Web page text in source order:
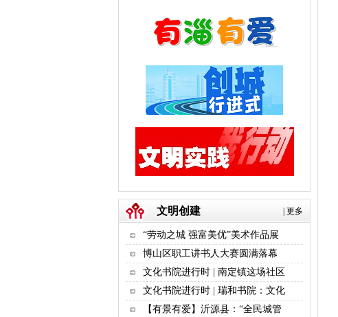
更多
文明创建
“劳动之城 强富美优”美术作品展
博山区职工讲书人大赛圆满落幕
文化书院进行时 | 南定镇这场社区
文化书院进行时 | 瑞和书院：文化
【有景有爱】沂源县：“全民城管